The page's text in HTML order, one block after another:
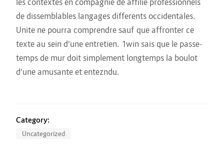
les contextes en compagnie de affilie professionnels
de dissemblables langages differents occidentales.
Unite ne pourra comprendre sauf que affronter ce
texte au sein d’une entretien. 1win sais que le passe-
temps de mur doit simplement longtemps la boulot
d’une amusante et entezndu.
Category:
Uncategorized